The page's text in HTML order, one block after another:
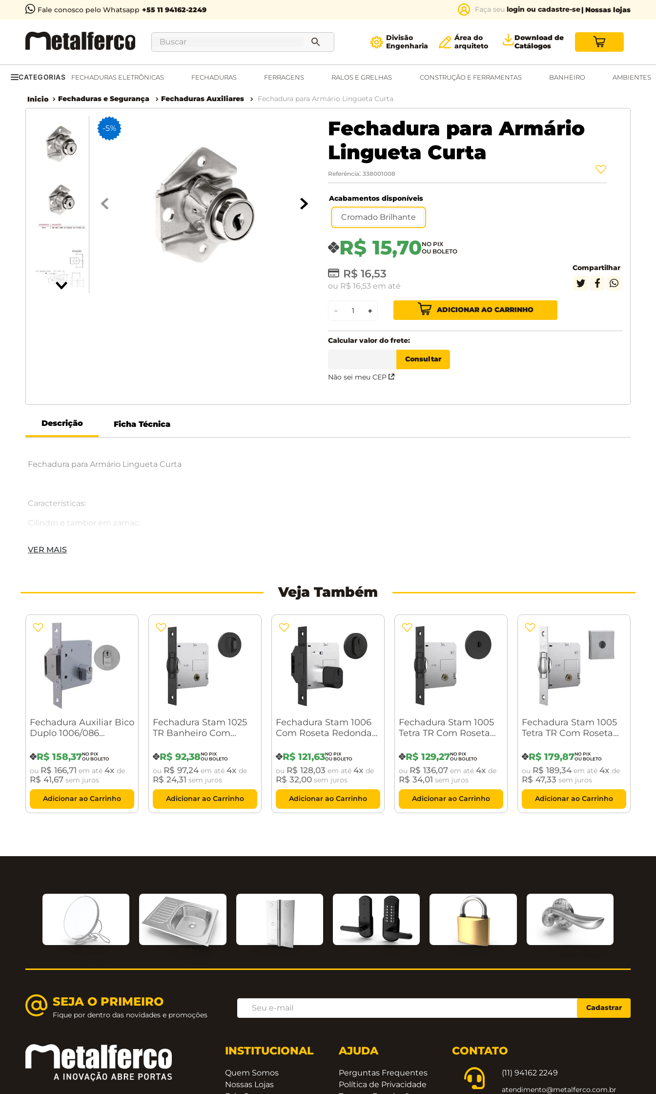
Fale conosco pelo Whatsapp login ou cadastre-se| Nossas lojas
Buscar
Divisão
Engenharia
Área do
arquiteto
Download de
Catálogos
CATEGORIAS FECHADURAS ELETRÔNICAS FECHADURAS FERRAGENS RALOS E GRELHAS CONSTRUÇÃO E FERRAMENTAS BANHEIRO AMBIENTES
Fechaduras e Segurança Fechaduras Auxiliares Fechadura para Armário Lingueta Curta
-5%
Fechadura para Armário
Lingueta Curta
Referência: 338001008
Acabamentos disponíveis
Cromado Brilhante
R$ 15,70
R$ 16,53
ou R$ 16,53 em até
Compartilhar
＋
－ ADICIONAR AO CARRINHO
Não sei meu CEP
Descrição Ficha Técnica
Fechadura para Armário Lingueta Curta
Características:
Cilindro e tambor em zamac;
Essa linha de produtos apresenta maior resistência e maior durabilidade;
Disponível na opção lingueta curta;
Chaves de inox disponíveis nas opções cabeça plástica e cabeça plástica articulada;
Possui acabamento cromado, proporcionando maior resistência à corrosão.
VER MAIS
Veja Também
Fechadura Auxiliar Bico
Duplo 1006/086
R$ 158,37
ou R$ 166,71 em até 4 de
R$ 41,67 sem juros
Adicionar ao Carrinho
Fechadura Stam 1025
TR Banheiro Com
R$ 92,38
ou R$ 97,24em até 4 de
R$ 24,31 sem juros
Adicionar ao Carrinho
Fechadura Stam 1006
Com Roseta Redonda
R$ 121,63
ou R$ 128,03 em até 4 de
R$ 32,00 sem juros
Adicionar ao Carrinho
Fechadura Stam 1005
Tetra TR Com Roseta
R$ 129,27
ou R$ 136,07 em até 4 de
R$ 34,01 sem juros
Adicionar ao Carrinho
Fechadura Stam 1005
Tetra TR Com Roseta
Acetinado
R$ 179,87
ou R$ 189,34em até 4 de
R$ 47,33 sem juros
Adicionar ao Carrinho
Ferragens
SEJA O PRIMEIRO
Fique por dentro das novidades e promoções
Cadastrar
INSTITUCIONAL
Quem Somos
Nossas Lojas
AJUDA
Perguntas Frequentes
Política de Privacidade
CONTATO
(11) 94162 2249
atendimento@metalferco.com.br